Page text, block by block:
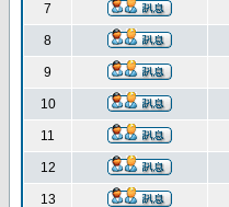
7
8
9
10
11
12
13